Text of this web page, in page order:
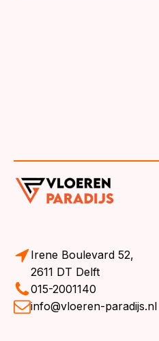
Irene Boulevard 52,
2611 DT Delft
015-2001140
info@vloeren-paradijs.nl